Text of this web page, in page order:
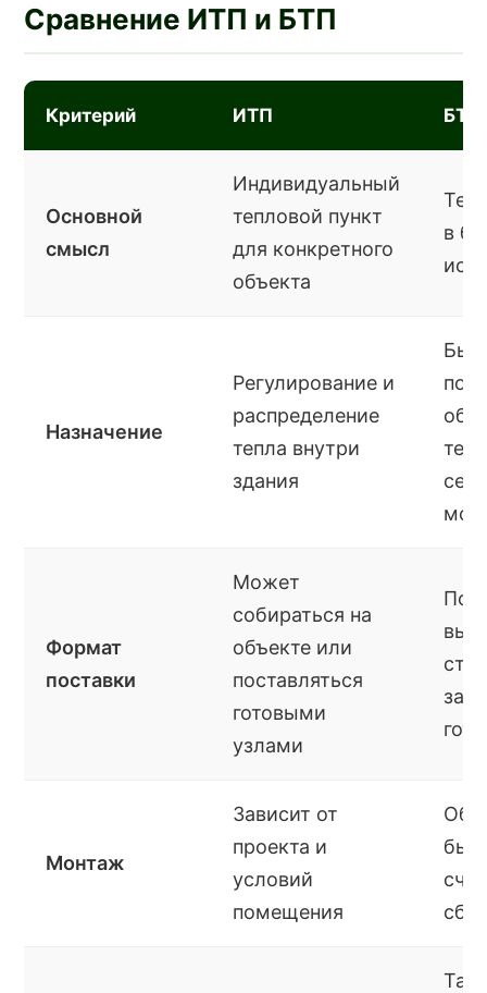
Сравнение ИТП и БТП
Критерий ИТП БТП
Основной
смысл
Индивидуальный
тепловой пункт
для конкретного
объекта
в
Назначение
Регулирование и
распределение
тепла внутри
здания
Формат
поставки
Может
собираться на
объекте или
поставляться
готовыми
узлами
Монтаж
Зависит от
проекта и
условий
помещения